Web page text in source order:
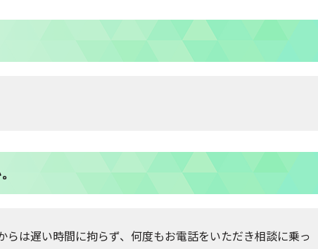
は遅い時間に拘らず、何度もお電話をいただき相談に乗っ